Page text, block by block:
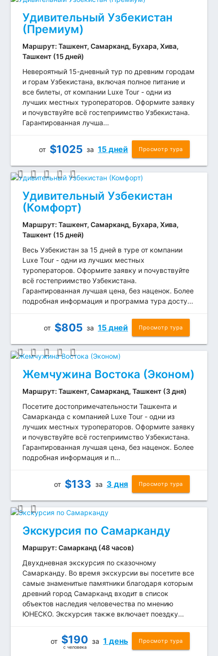
Удивительный Узбекистан
(Премиум)
Маршрут: Ташкент, Самарканд, Бухара, Хива,
Ташкент (15 дней)
Невероятный 15-дневный тур по древним городам
и горам Узбекистана, включая полное питание и
все билеты, от компании Luxe Tour - одни из
лучших местных туроператоров. Оформите заявку
и почувствуйте всё гостеприимство Узбекистана.
Гарантированная лучша...
от $1025 за 15 дней Просмотр тура
Удивительный Узбекистан
(Комфорт)
Маршрут: Ташкент, Самарканд, Бухара, Хива,
Ташкент (15 дней)
Весь Узбекистан за 15 дней в туре от компании
Luxe Tour - одни из лучших местных
туроператоров. Оформите заявку и почувствуйте
всё гостеприимство Узбекистана.
Гарантированная лучшая цена, без наценок. Более
подробная информация и программа тура досту...
от $805 за 15 дней Просмотр тура
Жемчужина Востока (Эконом)
Маршрут: Ташкент, Самарканд, Ташкент (3 дня)
Посетите достопримечательности Ташкента и
Самарканда с компанией Luxe Tour - одни из
лучших местных туроператоров. Оформите заявку
и почувствуйте всё гостеприимство Узбекистана.
Гарантированная лучшая цена, без наценок. Более
подробная информация и п...
от $133 за 3 дня Просмотр тура
Экскурсия по Самарканду
Маршрут: Самарканд (48 часов)
Двухдневная экскурсия по сказочному
Самарканду. Во время экскурсии вы посетите все
самые знаменитые памятники благодаря которым
древний город Самарканд входит в список
объектов наследия человечества по мнению
ЮНЕСКО. Экскурсия также включает поездку...
от $190
с человека
за 1 день Просмотр тура